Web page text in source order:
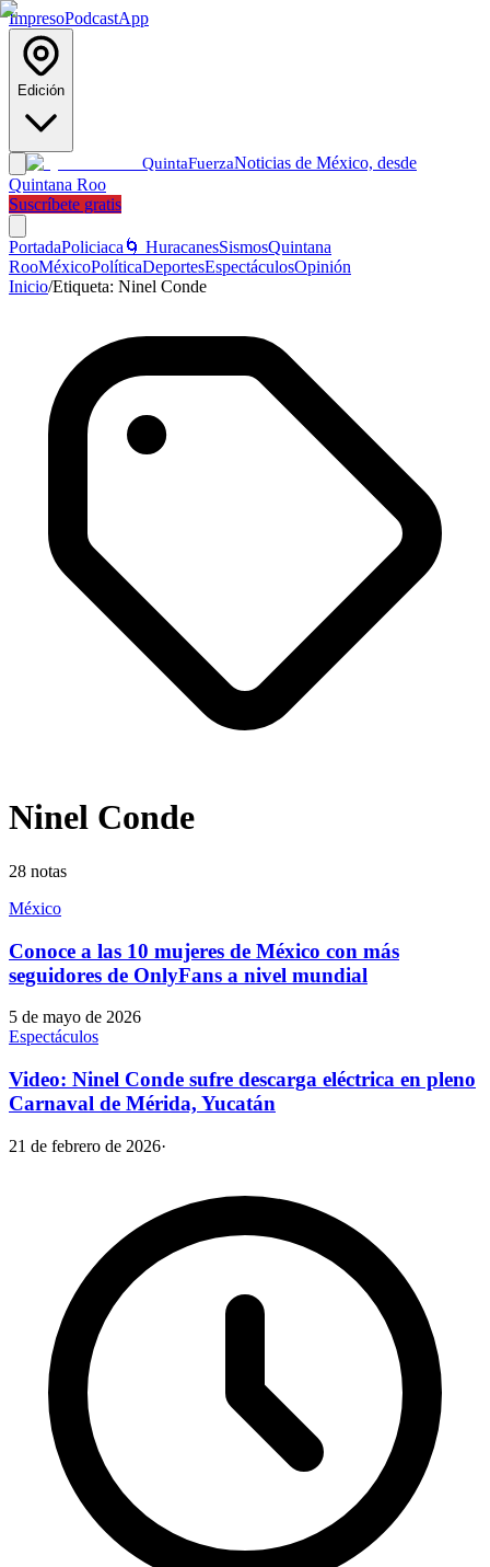
ImpresoPodcastApp
Edición
QuintaFuerzaNoticias de México, desde
Quintana Roo
Suscríbete gratis
PortadaPoliciaca 🌀 HuracanesSismosQuintana
RooMéxicoPolíticaDeportesEspectáculosOpinión
Inicio/Etiqueta: Ninel Conde
Ninel Conde
28 notas
México
Conoce a las 10 mujeres de México con más
seguidores de OnlyFans a nivel mundial
5 de mayo de 2026
Espectáculos
Video: Ninel Conde sufre descarga eléctrica en pleno
Carnaval de Mérida, Yucatán
21 de febrero de 2026·